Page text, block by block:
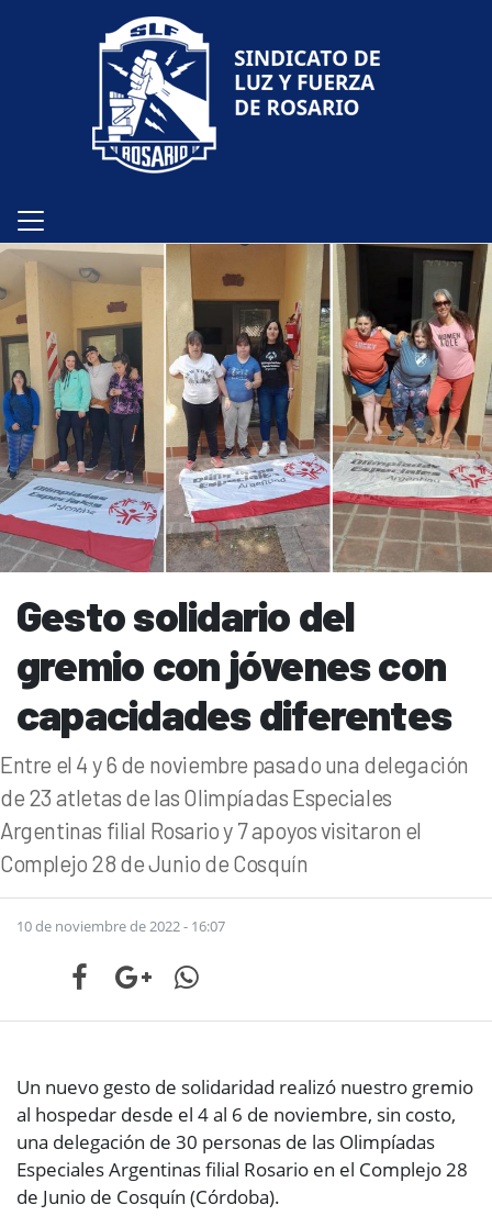
Gesto solidario del
gremio con jóvenes con
capacidades diferentes
Entre el 4 y 6 de noviembre pasado una delegación
de 23 atletas de las Olimpíadas Especiales
Argentinas filial Rosario y 7 apoyos visitaron el
Complejo 28 de Junio de Cosquín
10 de noviembre de 2022 - 16:07
Un nuevo gesto de solidaridad realizó nuestro gremio
al hospedar desde el 4 al 6 de noviembre, sin costo,
una delegación de 30 personas de las Olimpíadas
Especiales Argentinas filial Rosario en el Complejo 28
de Junio de Cosquín (Córdoba).